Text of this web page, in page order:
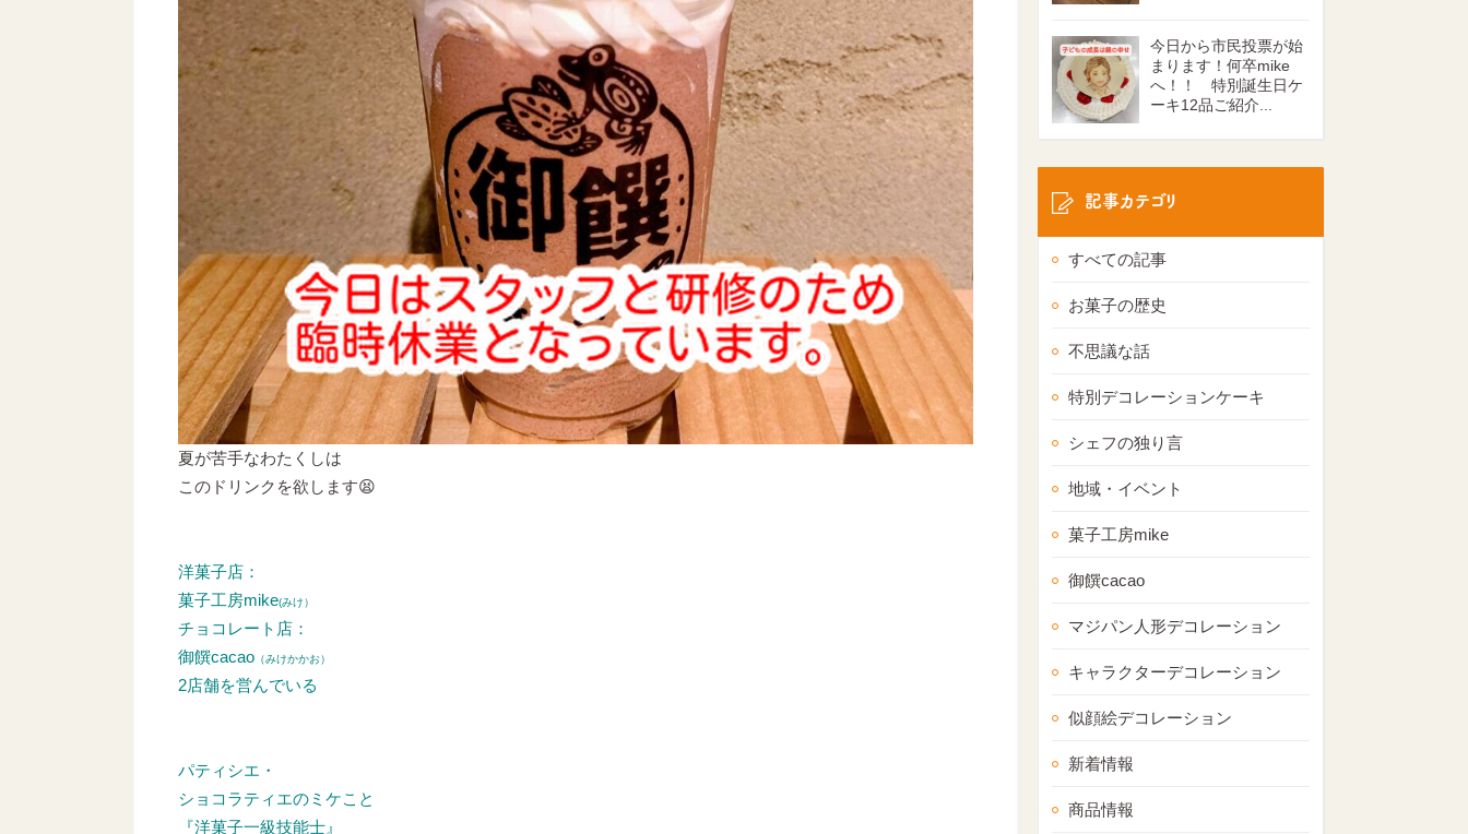
夏が苦手なわたくしは
このドリンクを欲します😫
洋菓子店：
菓子工房mike(みけ）
チョコレート店：
御饌cacao （みけかかお）
2店舗を営んでいる
パティシエ・
ショコラティエのミケこと
『洋菓子一級技能士』
今日から市民投票が始
まります！何卒mike
へ！！ 特別誕生日ケ
ーキ12品ご紹介...
記事カテゴリ
すべての記事
お菓子の歴史
不思議な話
特別デコレーションケーキ
シェフの独り言
地域・イベント
菓子工房mike
御饌cacao
マジパン人形デコレーション
キャラクターデコレーション
似顔絵デコレーション
新着情報
商品情報